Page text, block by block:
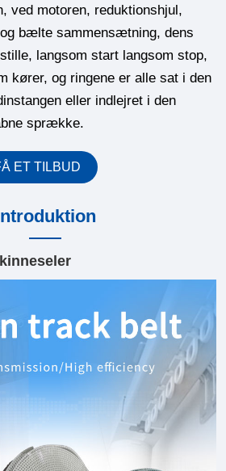
ved motoren, reduktionshjul,
bælte sammensætning, dens
langsom start langsom stop,
kører, og ringene er alle sat i den
eller indlejret i den
sprække.
ET TILBUD